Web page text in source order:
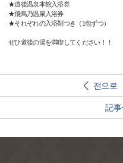
★道後温泉本館入浴券
★飛鳥乃温泉入浴券
★それぞれの入浴剤つき（1包ずつ）
ぜひ道後の湯を満喫してください！！
전으로
記事